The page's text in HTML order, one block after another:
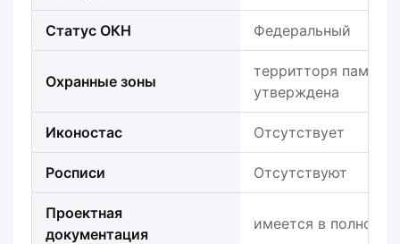
Статус ОКН Федеральный
Охранные зоны
территторя
утверждена
Иконостас Отсутствует
Росписи Отсутствуют
Проектная
документация
имеется в полном